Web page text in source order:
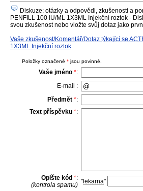
Diskuze: otázky a odpovědi, zkušenosti a
PENFILL 100 IU/ML 1X3ML Injekční roztok -
svou zkušenost nebo vložte svůj dotaz jako
Vaše zkušenost/Komentář/Dotaz týkající se
1X3ML Injekční roztok
Položky označené * jsou povinné.
Vaše jméno *:
E-mail :
Předmět *:
Text příspěvku *:
Opište kód *:
(kontrola spamu) " lekarna"